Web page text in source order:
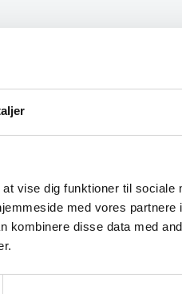
vise dig funktioner til sociale
med vores partnere
kombinere disse data med